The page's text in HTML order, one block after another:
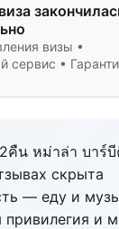
визы •
сервис •
คืน หม่าล่า บาร์
скрыта
— еду и
привилегия и